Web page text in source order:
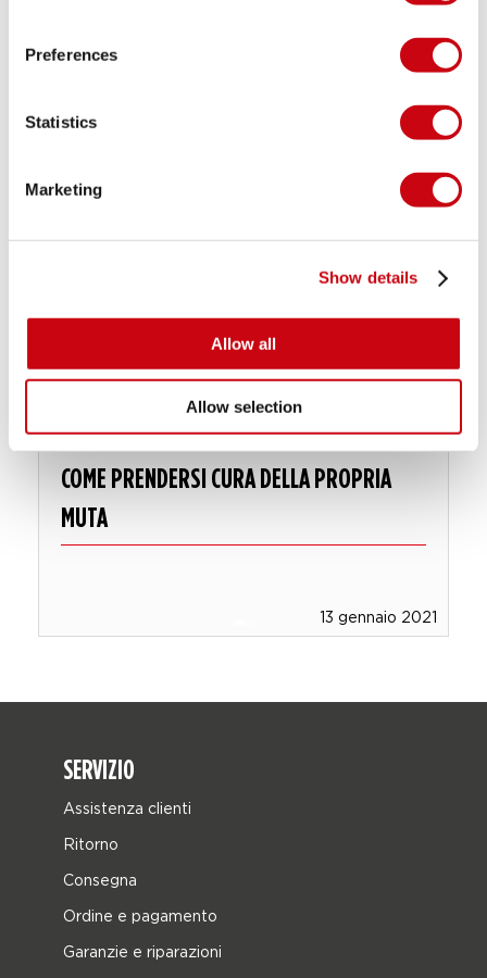
Preferences
Statistics
Marketing
Show details
Allow all
Allow selection
COME PRENDERSI CURA DELLA PROPRIA
MUTA
13 gennaio 2021
SERVIZIO
Assistenza clienti
Ritorno
Consegna
Ordine e pagamento
Garanzie e riparazioni